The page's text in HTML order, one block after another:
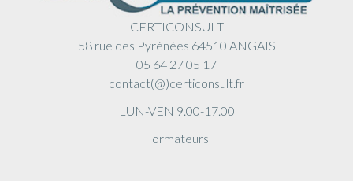
CERTICONSULT
58 rue des Pyrénées 64510 ANGAIS
05 64 27 05 17
contact(@)certiconsult.fr
LUN-VEN 9.00-17.00
Formateurs